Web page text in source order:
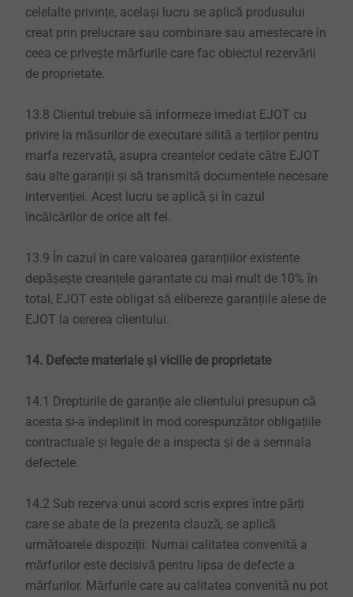
celelalte privințe, același lucru se aplică produsului
creat prin prelucrare sau combinare sau amestecare în
ceea ce privește mărfurile care fac obiectul rezervării
de proprietate.
13.8 Clientul trebuie să informeze imediat EJOT cu
privire la măsurilor de executare silită a terților pentru
marfa rezervată, asupra creanțelor cedate către EJOT
sau alte garanții și să transmită documentele necesare
intervenției. Acest lucru se aplică și în cazul
încălcărilor de orice alt fel.
13.9 În cazul în care valoarea garanțiilor existente
depășește creanțele garantate cu mai mult de 10% în
total, EJOT este obligat să elibereze garanțiile alese de
EJOT la cererea clientului.
14. Defecte materiale și viciile de proprietate
14.1 Drepturile de garanție ale clientului presupun că
acesta și-a îndeplinit în mod corespunzător obligațiile
contractuale și legale de a inspecta și de a semnala
defectele.
14.2 Sub rezerva unui acord scris expres între părți
care se abate de la prezenta clauză, se aplică
următoarele dispoziții: Numai calitatea convenită a
mărfurilor este decisivă pentru lipsa de defecte a
mărfurilor. Mărfurile care au calitatea convenită nu pot